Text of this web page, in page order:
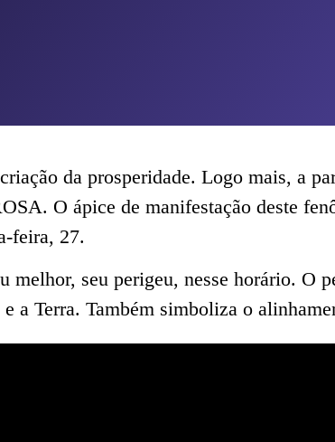
da prosperidade. Logo mais, a
O ápice de manifestação deste
feira, 27.
seu perigeu, nesse horário. O
a Terra. Também simboliza o